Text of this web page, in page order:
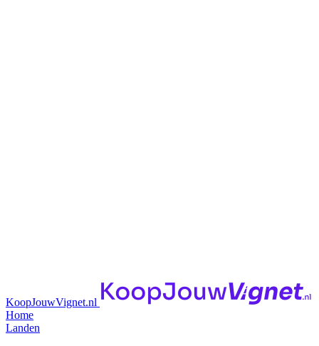
KoopJouwVignet.nl
Home
Landen